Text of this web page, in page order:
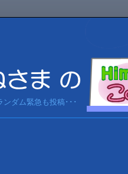
ンダム緊急も投稿･･･